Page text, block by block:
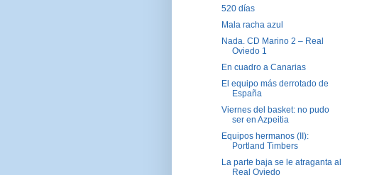
520 días
Mala racha azul
Nada. CD Marino 2 – Real
Oviedo 1
En cuadro a Canarias
El equipo más derrotado de
España
Viernes del basket: no pudo
ser en Azpeitia
Equipos hermanos (II):
Portland Timbers
La parte baja se le atraganta al
Real Oviedo